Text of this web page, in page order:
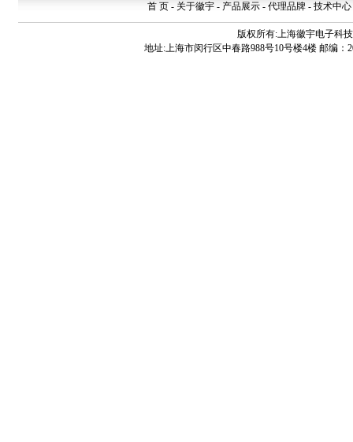
首 页- 关于徽宇- 产品展示- 代理品牌- 技术中心
版权所有:上海徽宇电子科
地址:上海市闵行区中春路988号10号楼4楼 邮编：